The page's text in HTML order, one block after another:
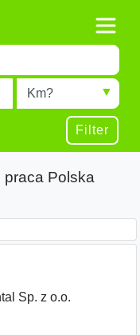
Radius
Filter
praca Polska
Sp. z o.o.